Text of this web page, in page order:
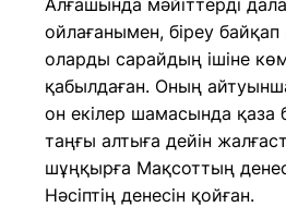
Алғашында мәйіттерді
ойлағанымен, біреу
оларды сарайдың ішіне
қабылдаған. Оның
он екілер шамасында
таңғы алтыға дейін
шұңқырға Мақсоттың
Нәсіптің денесін қойған.